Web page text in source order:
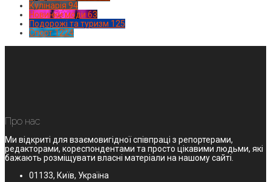
Кулінарія 94
Новинки моди 63
Подорожі та туризм 125
Спорт1224
Про нас
Ми відкриті для взаємовигідної співпраці з репортерами,
редакторами, кореспондентами та просто цікавими людьми, які
бажають розміщувати власні матеріали на нашому сайті.
01133, Київ, Україна